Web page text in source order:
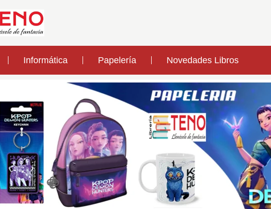
Informática Papelería Novedades Libros